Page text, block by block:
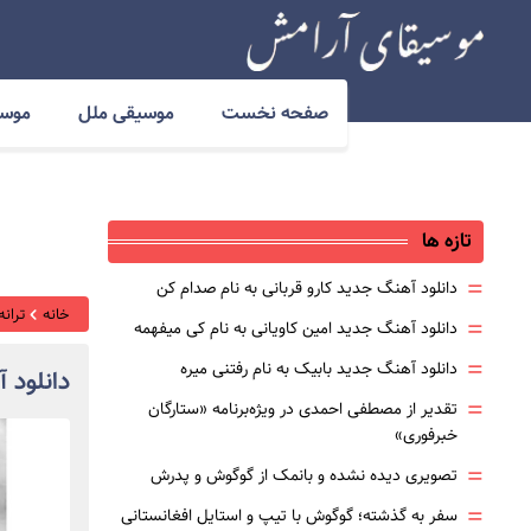
صفحه نخست موسیقی ملل
خانه
تازه ها
= دانلود آهنگ جدید کارو قربانی به نام صدام کن
= دانلود آهنگ جدید امین کاویانی به نام کی میفهمه
= دانلود آهنگ جدید بابیک به نام رفتنی میره
= تقدیر از مصطفی احمدی در ویژه‌برنامه «ستارگان
خبرفوری»
= تصویری دیده نشده و بانمک از گوگوش و پدرش
= سفر به گذشته؛ گوگوش با تیپ و استایل افغانستانی